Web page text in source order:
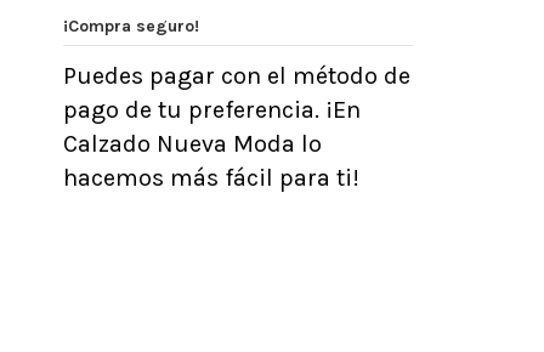
¡Compra seguro!
Puedes pagar con el método de
pago de tu preferencia. ¡En
Calzado Nueva Moda lo
hacemos más fácil para ti!